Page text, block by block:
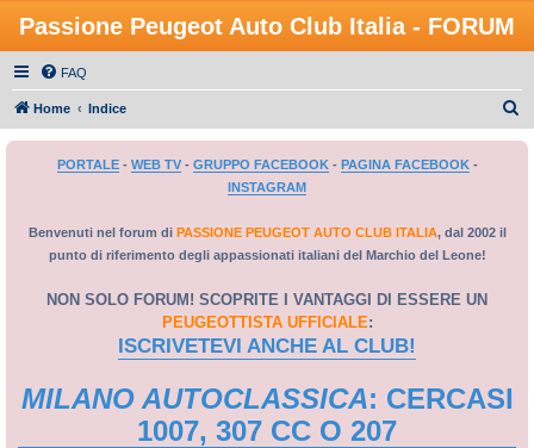
Passione Peugeot Auto Club Italia - FORUM
FAQ
Home Indice
PORTALE- WEB TV- GRUPPO FACEBOOK- PAGINA FACEBOOK-
INSTAGRAM
Benvenuti nel forum di PASSIONE PEUGEOT AUTO CLUB ITALIA, dal 2002 il
punto di riferimento degli appassionati italiani del Marchio del Leone!
NON SOLO FORUM! SCOPRITE I VANTAGGI DI ESSERE UN
PEUGEOTTISTA UFFICIALE:
ISCRIVETEVI ANCHE AL CLUB!
MILANO AUTOCLASSICA: CERCASI
1007, 307 CC O 207